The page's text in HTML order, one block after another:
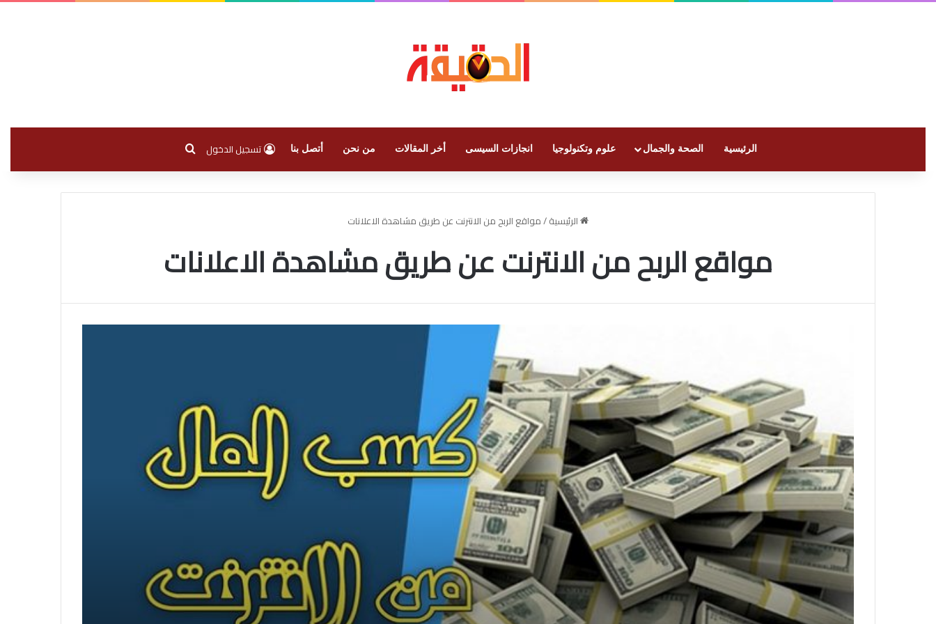
الرئيسية الصحة والجمال علوم وتكنولوجيا انجازات السيسى أخر المقالات من نحن أتصل بنا تسجيل الدخول
الرئيسية/مواقع الربح من الانترنت عن طريق مشاهدة الاعلانات
مواقع الربح من الانترنت عن طريق مشاهدة الاعلانات